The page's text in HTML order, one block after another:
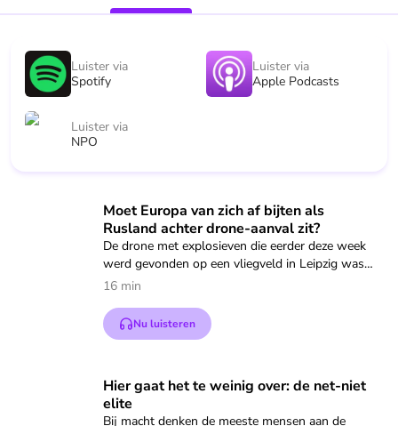
Luister via
Spotify
Luister via
Apple Podcasts
Luister via
NPO
Moet Europa van zich af bijten als
Rusland achter drone-aanval zit?
De drone met explosieven die eerder deze week
werd gevonden op een vliegveld in Leipzig was
bedoeld om een aanslag mee te plegen. Volgens
Duitsland is er een nieuw niveau van gevaar
bereikt. Volgens sommige experts zitten de
moeten zijn?
16 min
Nu luisteren
Speel "Moet Europa van zich af bijten als Rusland achter
Hier gaat het te weinig over: de net-niet
elite
Bij macht denken de meeste mensen aan de
Speel "Hier gaat het te weinig over: de net-niet elite" af